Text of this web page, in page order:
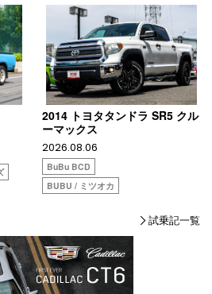
2014 トヨタタンドラ SR5 クル
ーマックス
2026.08.06
BuBu BCD
BUBU / ミツオカ
試乗記一覧